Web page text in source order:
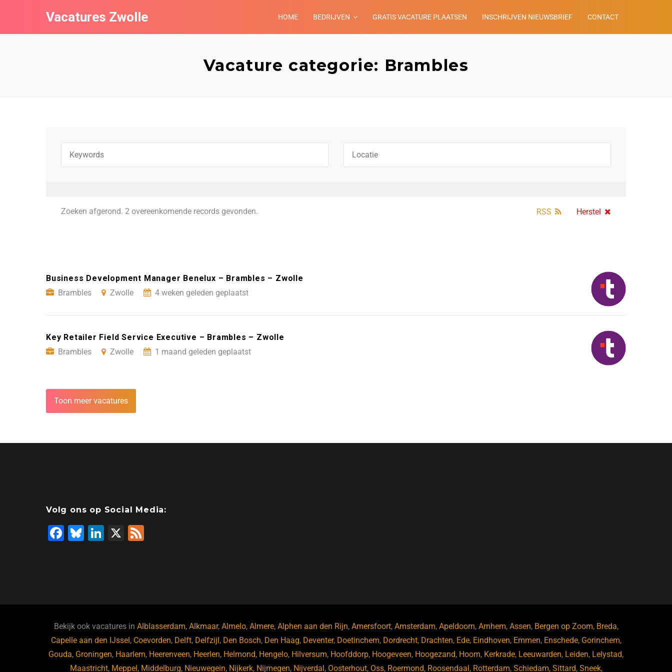
Vacatures Zwolle HOME BEDRIJVEN GRATIS VACATURE PLAATSEN INSCHRIJVEN NIEUWSBRIEF CONTACT
Vacature categorie: Brambles
Zoeken afgerond. 2 overeenkomende records gevonden. Herstel
RSS
Business Development Manager Benelux – Brambles – Zwolle
Brambles
Zwolle 4 weken geleden geplaatst
Key Retailer Field Service Executive – Brambles – Zwolle
Brambles
Zwolle 1 maand geleden geplaatst
Toon meer vacatures
Volg ons op Social Media:
F
o
k
Bl
Li
X
Bekijk ook vacatures in Alblasserdam, Alkmaar, Almelo, Almere, Alphen aan den Rijn, Amersfoort, Amsterdam, Apeldoorn, Arnhem, Assen, Bergen op Zoom, Breda,
Capelle aan den IJssel , Coevorden, Delft, Delfzijl , Den Bosch, Den Haag, Deventer, Doetinchem, Dordrecht, Drachten, Ede, Eindhoven, Emmen, Enschede, Gorinchem,
Gouda, Groningen, Haarlem, Heerenveen, Heerlen, Helmond, Hengelo, Hilversum, Hoofddorp, Hoogeveen, Hoogezand, Hoorn, Kerkrade, Leeuwarden, Leiden, Lelystad,
Maastricht, Meppel , Middelburg, Nieuwegein, Nijkerk, Nijmegen, Nijverdal , Oosterhout, Oss, Roermond, Roosendaal , Rotterdam, Schiedam, Sittard, Sneek,